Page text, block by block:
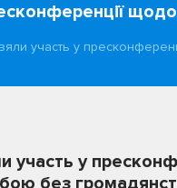
участь у
у
без